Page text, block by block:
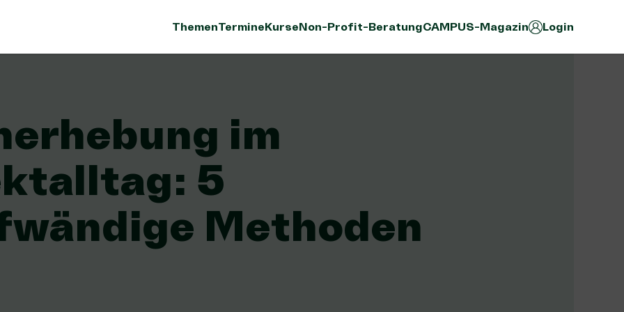
ThemenTermineKurseNon-Profit-BeratungCAMPUS-Magazin Login
im
5
Methoden